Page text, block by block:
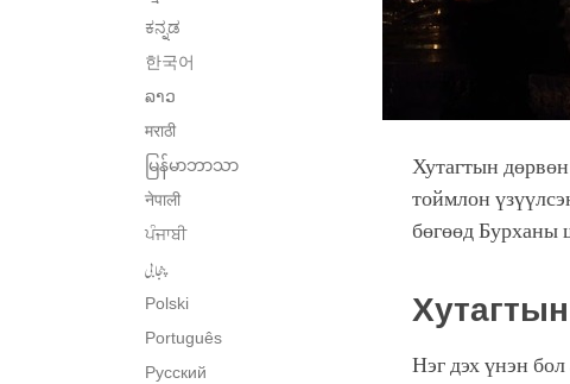
ಕನ್ನಡ
한국어
ລາວ
मराठी
မြန်မာဘာသာ
नेपाली
ਪੰਜਾਬੀ
پنجابی
Polski
Português
Русский
Хутагтын
тоймлон
бөгөөд Бурханы
Нэг дэх үнэн бол